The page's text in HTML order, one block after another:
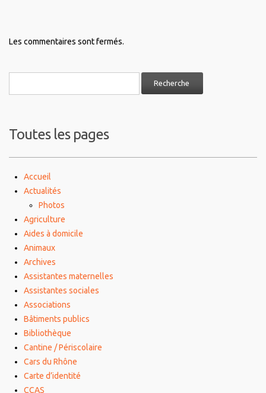
Les commentaires sont fermés.
Toutes les pages
Accueil
Actualités
Photos
Agriculture
Aides à domicile
Animaux
Archives
Assistantes maternelles
Assistantes sociales
Associations
Bâtiments publics
Bibliothèque
Cantine / Périscolaire
Cars du Rhône
Carte d’identité
CCAS